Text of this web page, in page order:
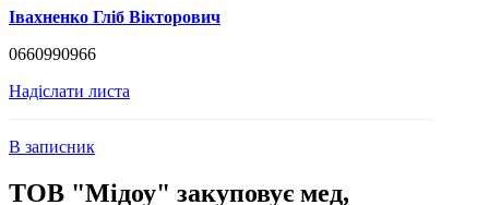
Івахненко Гліб Вікторович
0660990966
Надіслати листа
В записник
ТОВ "Мідоу" закуповує мед,